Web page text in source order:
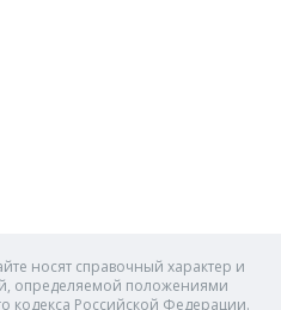
носят справочный характер и
определяемой положениями
кодекса Российской Федерации.